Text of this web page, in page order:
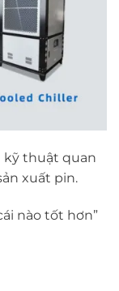
thuật quan
xuất pin.
nào tốt hơn”